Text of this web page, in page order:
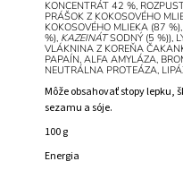
KONCENTRÁT 42 %,
PRÁŠOK Z KOKOSOVÉHO
KOKOSOVÉHO MLIEKA (87
%), KAZEINÁT SODNÝ (5 %)),
VLÁKNINA Z KOREŇA
PAPAÍN, ALFA AMYLÁZA,
NEUTRÁLNA PROTEÁZA,
Môže obsahovať stopy lepku,
sezamu a sóje.
100 g
Energia